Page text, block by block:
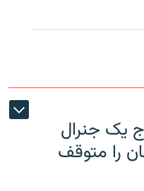
یک جنرال
را متوقف